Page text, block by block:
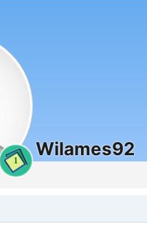
1
Wilames92